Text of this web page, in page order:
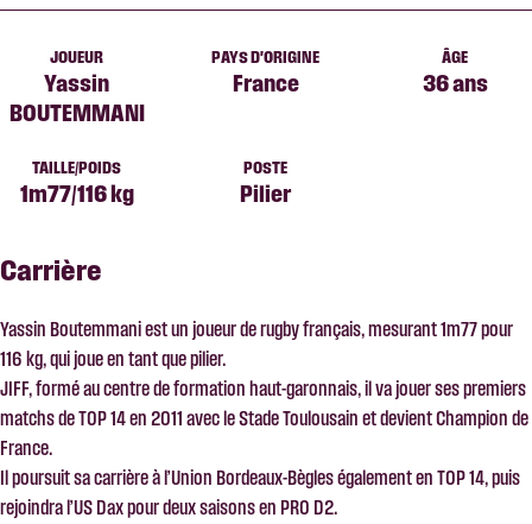
JOUEUR
Yassin
BOUTEMMANI
PAYS D'ORIGINE
France
ÂGE
36 ans
TAILLE/POIDS
1m77/116 kg
POSTE
Pilier
Carrière
Yassin Boutemmani est un joueur de rugby français, mesurant 1m77 pour
116 kg, qui joue en tant que pilier.
JIFF, formé au centre de formation haut-garonnais, il va jouer ses premiers
matchs de TOP 14 en 2011 avec le Stade Toulousain et devient Champion de
France.
Il poursuit sa carrière à l’Union Bordeaux-Bègles également en TOP 14, puis
rejoindra l’US Dax pour deux saisons en PRO D2.